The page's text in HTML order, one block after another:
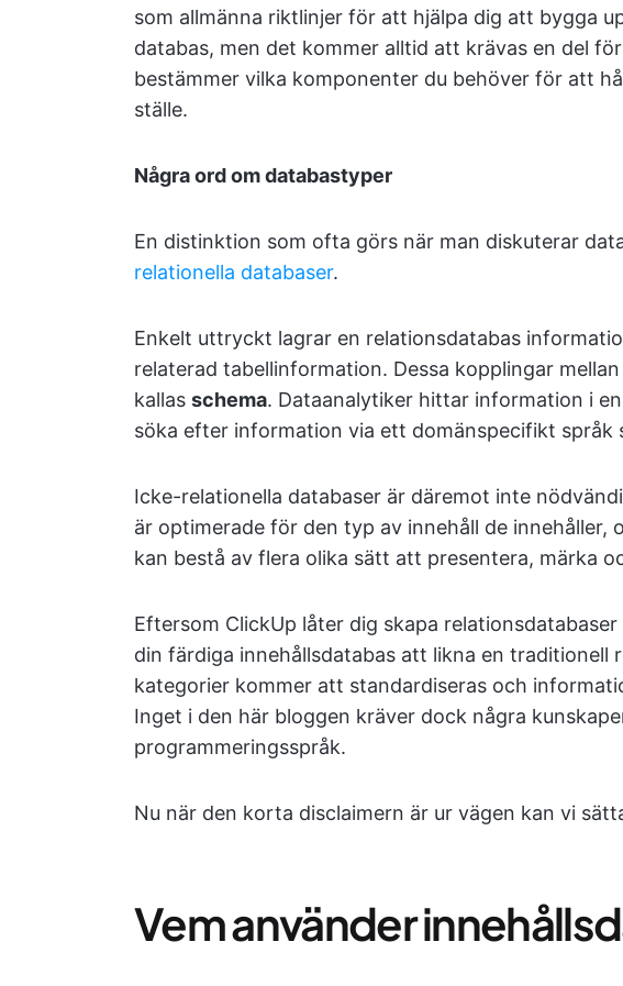
som allmänna riktlinjer för att hjälpa dig att bygga
databas, men det kommer alltid att krävas en del
bestämmer vilka komponenter du behöver för att
ställe.
Några ord om databastyper
En distinktion som ofta görs när man diskuterar
relationella databaser.
Enkelt uttryckt lagrar en relationsdatabas
relaterad tabellinformation. Dessa kopplingar
kallas schema. Dataanalytiker hittar information i
söka efter information via ett domänspecifikt språk
Icke-relationella databaser är däremot inte
är optimerade för den typ av innehåll de innehåller,
kan bestå av flera olika sätt att presentera, märka
Eftersom ClickUp låter dig skapa
din färdiga innehållsdatabas att likna en traditionell
kategorier kommer att standardiseras och
Inget i den här bloggen kräver dock några
programmeringsspråk.
Nu när den korta disclaimern är ur vägen kan vi
Vem använder